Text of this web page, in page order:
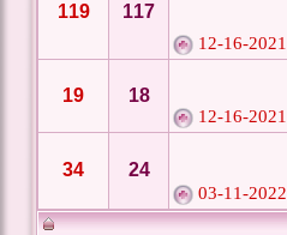
12-16-2021
117
119
12-16-2021
18
19
03-11-2022
24
34